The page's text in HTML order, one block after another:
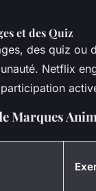
et des Quiz
des quiz ou
Netflix
Marques